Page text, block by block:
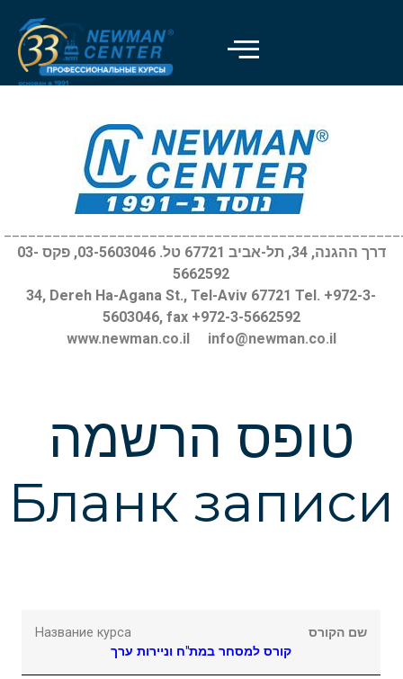
דרך ההגנה, 34, תל-אביב 67721 טל. 03-5603046, פקס 03-
5662592
34, Dereh Ha-Agana St., Tel-Aviv 67721 Tel. +972-3-
5603046, fax +972-3-5662592
www.newman.co.il
info@newman.co.il
טופס הרשמה
Бланк записи
Название курса
שם הקורס
קורס למסחר במת"ח וניירות ערך
Выделить заголовки
Цвет фона
Уменьшить
remove_circle_outline Уменьшить шрифт
add_circle_outline Увеличить шрифт
Читабельный шрифт
Яркий контраст
font_download Выделить ссылки
настройки